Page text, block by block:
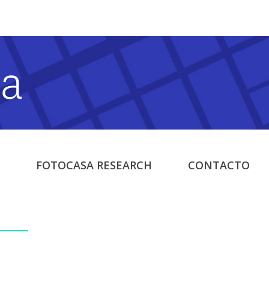
FOTOCASA RESEARCH CONTACTO